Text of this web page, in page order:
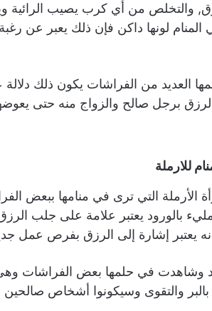
والتخلص من أي كرب يصيب الرائية
لونها داكن فإن ذلك يعبر عن
العديد من الفراشات يكون ذلك
برجل صالح والزواج منه حتى
للارملة
الأرملة التي ترى في منامها ببعض
بالورود يعتبر علامة على جلب الرزق
أنه يعتبر إشارة إلى الرزق بفرص عمل
وشاهدت في حلمها بعض الفراشات
بالبر والتقوى وسيكونوا أشخاص